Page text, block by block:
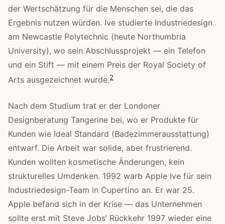
der Wertschätzung für die Menschen sei, die das
Ergebnis nutzen würden. Ive studierte Industriedesign
am Newcastle Polytechnic (heute Northumbria
University), wo sein Abschlussprojekt — ein Telefon
und ein Stift — mit einem Preis der Royal Society of
Arts ausgezeichnet wurde.2
Nach dem Studium trat er der Londoner
Designberatung Tangerine bei, wo er Produkte für
Kunden wie Ideal Standard (Badezimmerausstattung)
entwarf. Die Arbeit war solide, aber frustrierend.
Kunden wollten kosmetische Änderungen, kein
strukturelles Umdenken. 1992 warb Apple Ive für sein
Industriedesign-Team in Cupertino an. Er war 25.
Apple befand sich in der Krise — das Unternehmen
sollte erst mit Steve Jobs’ Rückkehr 1997 wieder eine